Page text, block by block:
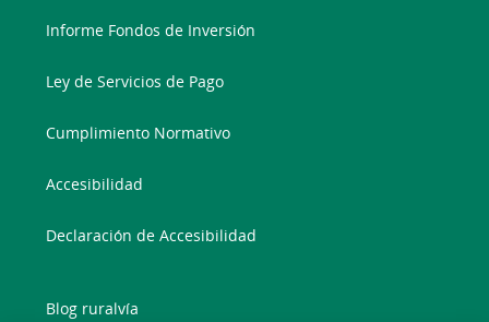
Informe Fondos de Inversión
Ley de Servicios de Pago
Cumplimiento Normativo
Accesibilidad
Declaración de Accesibilidad
Blog ruralvía